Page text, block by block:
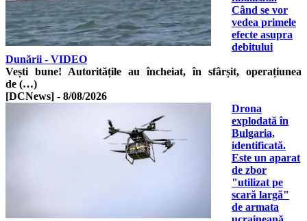
Când se vor
vedea primele
efecte asupra
debitului
Dunării - VIDEO
Vești bune! Autoritățile au încheiat, în sfârșit, operațiunea
de (…)
[DCNews] - 8/08/2026
Drona
explodată în
Bulgaria,
identificată.
Este un aparat
de zbor
"utilizat pe
scară largă"
de armata